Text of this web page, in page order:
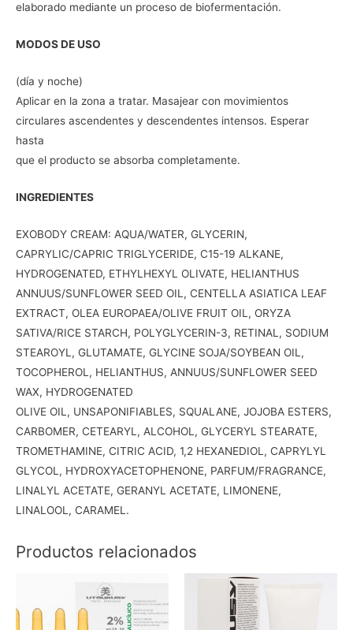
elaborado mediante un proceso de biofermentación.
MODOS DE USO
(día y noche)
Aplicar en la zona a tratar. Masajear con movimientos
circulares ascendentes y descendentes intensos. Esperar
hasta
que el producto se absorba completamente.
INGREDIENTES
EXOBODY CREAM: AQUA/WATER, GLYCERIN,
CAPRYLIC/CAPRIC TRIGLYCERIDE, C15-19 ALKANE,
HYDROGENATED, ETHYLHEXYL OLIVATE, HELIANTHUS
ANNUUS/SUNFLOWER SEED OIL, CENTELLA ASIATICA LEAF
EXTRACT, OLEA EUROPAEA/OLIVE FRUIT OIL, ORYZA
SATIVA/RICE STARCH, POLYGLYCERIN-3, RETINAL, SODIUM
STEAROYL, GLUTAMATE, GLYCINE SOJA/SOYBEAN OIL,
TOCOPHEROL, HELIANTHUS, ANNUUS/SUNFLOWER SEED
WAX, HYDROGENATED
OLIVE OIL, UNSAPONIFIABLES, SQUALANE, JOJOBA ESTERS,
CARBOMER, CETEARYL, ALCOHOL, GLYCERYL STEARATE,
TROMETHAMINE, CITRIC ACID, 1,2 HEXANEDIOL, CAPRYLYL
GLYCOL, HYDROXYACETOPHENONE, PARFUM/FRAGRANCE,
LINALYL ACETATE, GERANYL ACETATE, LIMONENE,
LINALOOL, CARAMEL.
Productos relacionados